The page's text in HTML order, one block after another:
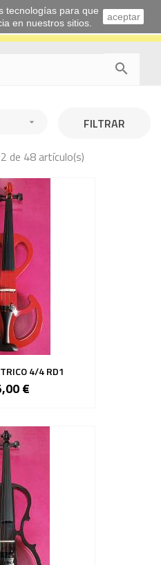


FILTRAR
de 48 artículo(s)
4/4 RD1
€
tecnologías para que
en nuestros sitios.
aceptar